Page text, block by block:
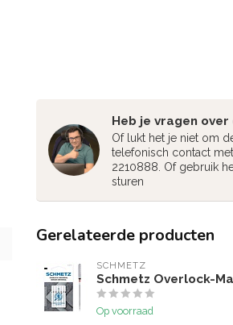
Heb je vragen
Of lukt het je niet om
telefonisch contact
2210888. Of gebruik
sturen
Gerelateerde producten
SCHMETZ
Schmetz Overlock-
Op voorraad